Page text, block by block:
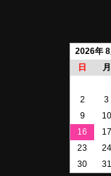
2026年 8
日
月
2
3
9
10
16
17
23
24
30
31